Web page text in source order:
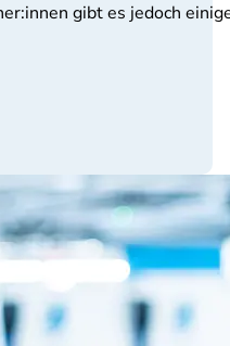
gibt es jedoch